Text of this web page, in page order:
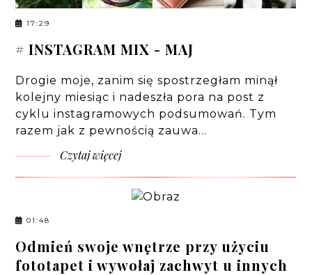
17:29
# INSTAGRAM MIX - MAJ
Drogie moje, zanim się spostrzegłam minął
kolejny miesiąc i nadeszła pora na post z
cyklu instagramowych podsumowań. Tym
razem jak z pewnością zauwa…
Czytaj więcej
01:48
Odmień swoje wnętrze przy użyciu
fototapet i wywołaj zachwyt u innych